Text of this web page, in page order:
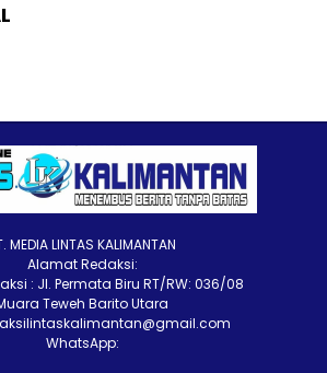
MEDIA LINTAS KALIMANTAN
Alamat Redaksi:
: Jl. Permata Biru RT/RW: 036/08
Teweh Barito Utara
WhatsApp: